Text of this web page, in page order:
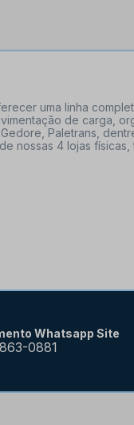
uma linha
de carga,
Paletrans,
nossas 4 lojas
Whatsapp Site
0881